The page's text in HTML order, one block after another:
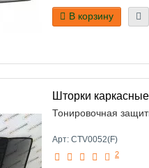
В корзину
Шторки
Тонировочная
Арт: CTV0052(F)
2